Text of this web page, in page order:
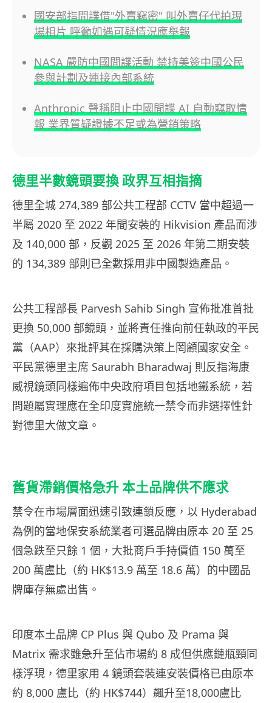
國安部指間諜借"外賣竊密" 叫外賣仔代拍現
場相片 呼籲如遇可疑情況應舉報
NASA 嚴防中國間諜活動 禁持美簽中國公民
參與計劃及連接內部系統
Anthropic 聲稱阻止中國間諜 AI 自動竊取情
報 業界質疑證據不足或為營銷策略
德里半數鏡頭要換 政界互相指摘
德里全城 274,389 部公共工程部 CCTV 當中超過一
半屬 2020 至 2022 年間安裝的 Hikvision 產品而涉
及 140,000 部，反觀 2025 至 2026 年第二期安裝
的 134,389 部則已全數採用非中國製造產品。
公共工程部長 Parvesh Sahib Singh 宣佈批准首批
更換 50,000 部鏡頭，並將責任推向前任執政的平民
黨（AAP）來批評其在採購決策上罔顧國家安全。
平民黨德里主席 Saurabh Bharadwaj 則反指海康
威視鏡頭同樣遍佈中央政府項目包括地鐵系統，若
問題屬實理應在全印度實施統一禁令而非選擇性針
對德里大做文章。
舊貨滯銷價格急升 本土品牌供不應求
禁令在市場層面迅速引致連鎖反應，以 Hyderabad
為例的當地保安系統業者可選品牌由原本 20 至 25
個急跌至只餘 1 個，大批商戶手持價值 150 萬至
200 萬盧比（約 HK$13.9 萬至 18.6 萬）的中國品
牌庫存無處出售。
印度本土品牌 CP Plus 與 Qubo 及 Prama 與
Matrix 需求雖急升至佔市場約 8 成但供應鏈瓶頸同
樣浮現，德里家用 4 鏡頭套裝連安裝價格已由原本
約 8,000 盧比（約 HK$744）飆升至18,000盧比